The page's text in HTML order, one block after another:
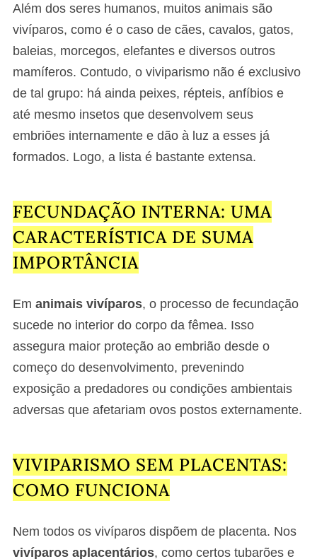
Além dos seres humanos, muitos animais são
vivíparos, como é o caso de cães, cavalos, gatos,
baleias, morcegos, elefantes e diversos outros
mamíferos. Contudo, o viviparismo não é exclusivo
de tal grupo: há ainda peixes, répteis, anfíbios e
até mesmo insetos que desenvolvem seus
embriões internamente e dão à luz a esses já
formados. Logo, a lista é bastante extensa.
FECUNDAÇÃO INTERNA: UMA
CARACTERÍSTICA DE SUMA
IMPORTÂNCIA
Em animais vivíparos, o processo de fecundação
sucede no interior do corpo da fêmea. Isso
assegura maior proteção ao embrião desde o
começo do desenvolvimento, prevenindo
exposição a predadores ou condições ambientais
adversas que afetariam ovos postos externamente.
VIVIPARISMO SEM PLACENTAS:
COMO FUNCIONA
Nem todos os vivíparos dispõem de placenta. Nos
vivíparos aplacentários, como certos tubarões e